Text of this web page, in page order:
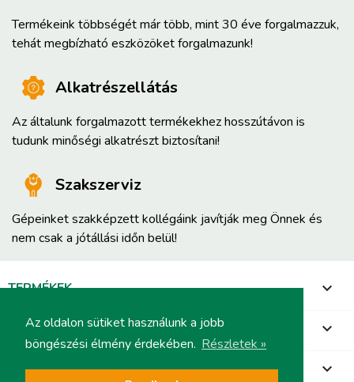
Az oldalon sütiket használunk a jobb
böngészési élmény érdekében. Részletek »
Termékeink többségét már több, mint 30 éve forgalmazzuk,
tehát megbízható eszközöket forgalmazunk!
Alkatrészellátás
Az általunk forgalmazott termékekhez hosszútávon is
tudunk minőségi alkatrészt biztosítani!
Szakszerviz
Gépeinket szakképzett kollégáink javítják meg Önnek és
nem csak a jótállási időn belül!
TERMÉKEK 
INFORMÁCIÓ 
FIÓKOD 